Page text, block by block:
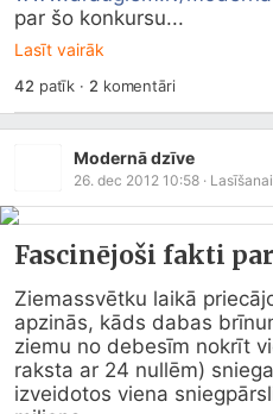
par šo konkursu...
Lasīt vairāk
42 patīk · 2 komentāri
Modernā dzīve
26. dec 2012 10:58 · Lasīšanai
Fascinējoši fakti
Ziemassvētku laikā
apzinās, kāds dabas
ziemu no debesīm nokrīt
raksta ar 24 nullēm)
izveidotos viena